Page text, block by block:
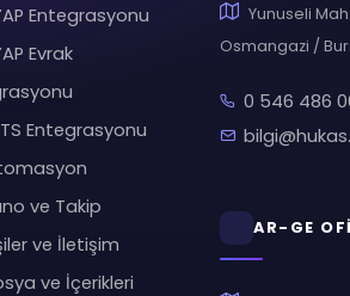
Entegrasyonu
Evrak
Entegrasyonu
ve Takip
ve İletişim
ve İçerikleri
Yunuseli
Osmangazi /
0 546 486
AR-GE